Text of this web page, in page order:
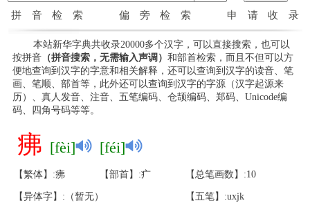
拼音检索 偏旁检索 申请收录
本站新华字典共收录20000多个汉字，可以直接搜索，也可以
按拼音（拼音搜索，无需输入声调） 和部首检索，而且不但可以方
便地查询到汉字的字意和相关解释，还可以查询到汉字的读音、笔
画、笔顺、部首等，此外还可以查询到汉字的字源（汉字起源来
历）、真人发音、注音、五笔编码、仓颉编码、郑码、Unicode编
码、四角号码等等。
疿 [fèi] [féi]
【繁体】:疿 【部首】:疒 【总笔画数】:10
【异体字】:（暂无） 【五笔】:uxjk